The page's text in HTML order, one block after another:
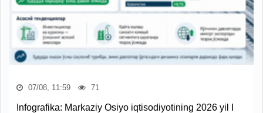
07/08, 11:59 71
Infografika: Markaziy Osiyo iqtisodiyotining 2026 yil I